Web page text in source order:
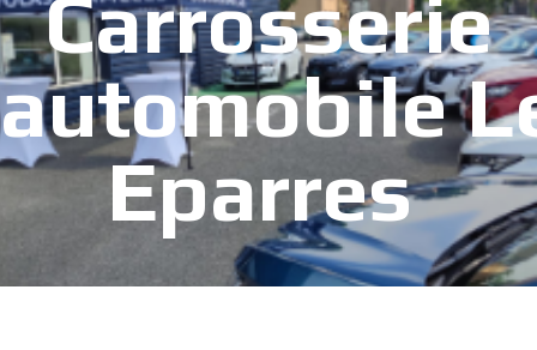
Carrosserie
automobile
Eparres